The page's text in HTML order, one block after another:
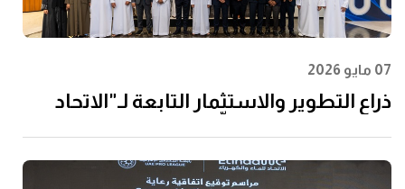
07 مايو 2026
ذراع التطوير والاستثمار التابعة لـ"الاتحاد
الفجيرة للتحلية سعة 60 مليون جالون يوميًا